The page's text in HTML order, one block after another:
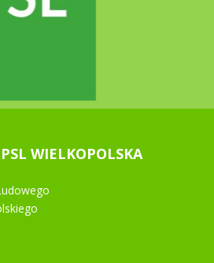
WIELKOPOLSKA